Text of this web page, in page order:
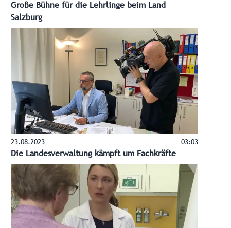
Große Bühne für die Lehrlinge beim Land
Salzburg
23.08.2023 03:03
Die Landesverwaltung kämpft um Fachkräfte